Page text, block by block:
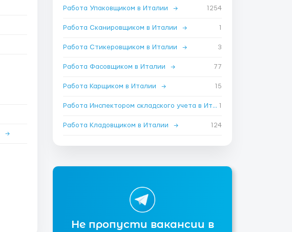
→
Работа Упаковщиком в Италии → 1254
Работа Сканировщиком в Италии → 1
Работа Стикеровщиком в Италии → 3
Работа Фасовщиком в Италии → 77
Работа Карщиком в Италии → 15
Работа Инспектором складского учета в Италии 1
Работа Кладовщиком в Италии → 124
Не пропусти вакансии в